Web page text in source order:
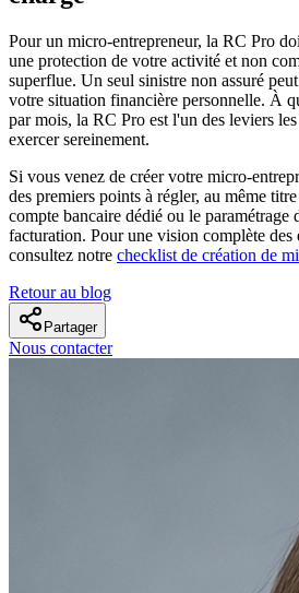
Pour un micro-entrepreneur, la RC Pro
une protection de votre activité et non
superflue. Un seul sinistre non assuré
votre situation financière personnelle. À
par mois, la RC Pro est l'un des leviers
exercer sereinement.
Si vous venez de créer votre micro-
des premiers points à régler, au même
compte bancaire dédié ou le paramétrage
facturation. Pour une vision complète des
consultez notre checklist de création de
Retour au blog
Partager
Nous contacter